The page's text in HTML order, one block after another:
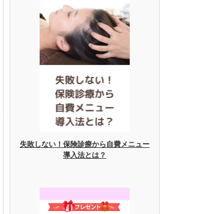
失敗しない！保険診療から自費メニュー
導入法とは？